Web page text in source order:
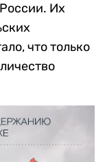
Их
что только